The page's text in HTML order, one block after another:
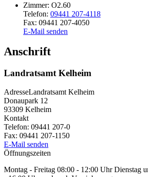
Zimmer: O2.60
Telefon: 09441 207-4118
Fax: 09441 207-4050
E-Mail senden
Anschrift
Landratsamt Kelheim
AdresseLandratsamt Kelheim
Donaupark 12
93309 Kelheim
Kontakt
Telefon: 09441 207-0
Fax: 09441 207-1150
E-Mail senden
Öffnungszeiten
Montag - Freitag 08:00 - 12:00 Uhr Dienstag